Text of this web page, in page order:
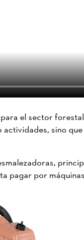
el sector
sino
pagar por